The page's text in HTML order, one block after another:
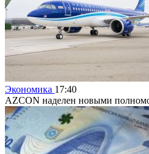
Экономика 17:40
AZCON наделен новыми